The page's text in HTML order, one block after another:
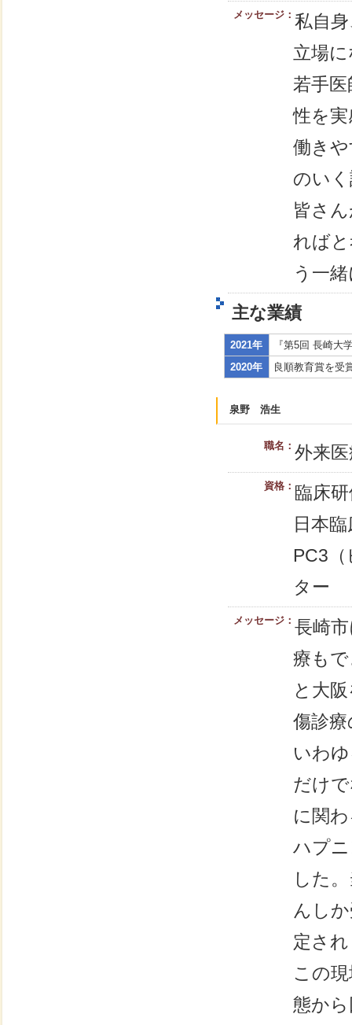
メッセージ： 私自
立場
若手
性を
働き
のい
皆さ
れば
う一
主な業績
2021年
『第5回 長崎大
2020年
良順教育賞を受
泉野 浩生
職名： 外来
資格： 臨床
日本
PC3
ター
メッセージ： 長崎
療も
と大
傷診
いわ
だけ
に関
ハプ
した
んし
定さ
この
態か